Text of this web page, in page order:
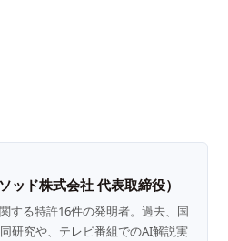
ッド株式会社 代表取締役）
する特許16件の発明者。過去、国
研究や、テレビ番組でのAI解説実